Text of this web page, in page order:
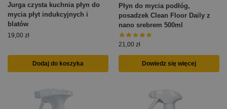
Jurga czysta kuchnia płyn do
mycia płyt indukcyjnych i
blatów
19,00 zł
Dodaj do koszyka
Płyn do mycia podłóg,
posadzek Clean Floor Daily z
nano srebrem 500ml
21,00 zł
Dowiedz się więcej